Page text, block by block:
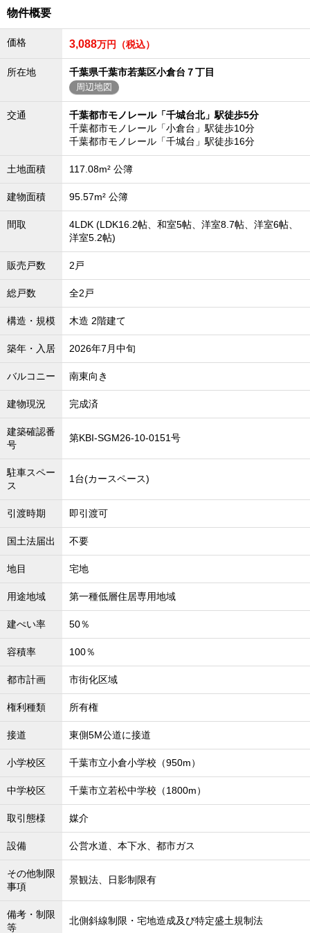
物件概要
価格 3,088万円（税込）
所在地 千葉県千葉市若葉区小倉台７丁目
周辺地図
交通
千葉都市モノレール「千城台北」駅徒歩5分
千葉都市モノレール「小倉台」駅徒歩10分
千葉都市モノレール「千城台」駅徒歩16分
土地面積 117.08m² 公簿
建物面積 95.57m² 公簿
間取
4LDK (LDK16.2帖、和室5帖、洋室8.7帖、洋室6帖、
洋室5.2帖)
販売戸数 2戸
総戸数 全2戸
構造・規模 木造 2階建て
築年・入居 2026年7月中旬
バルコニー 南東向き
建物現況 完成済
建築確認番
号
第KBI-SGM26-10-0151号
駐車スペー
ス
1台(カースペース)
引渡時期 即引渡可
国土法届出 不要
地目 宅地
用途地域 第一種低層住居専用地域
建ぺい率 50％
容積率 100％
都市計画 市街化区域
権利種類 所有権
接道 東側5M公道に接道
小学校区 千葉市立小倉小学校（950m）
中学校区 千葉市立若松中学校（1800m）
取引態様 媒介
設備 公営水道、本下水、都市ガス
その他制限
事項
景観法、日影制限有
備考・制限
等
北側斜線制限・宅地造成及び特定盛土規制法
沖縄全域エリア
沖縄全域エリアの新築一戸建
沖縄全域エリアの中古一戸建
沖縄全域エリアのマンション
沖縄全域エリアの土地
お客様の声
全店舗営業社員募集！